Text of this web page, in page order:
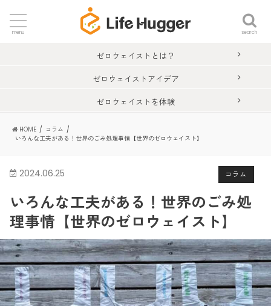
search
menu
ゼロウェイストとは？
ゼロウェイストアイデア
ゼロウェイストを体験
HOME
コラム
いろんな工夫がある！世界のごみ処理事情【世界のゼロウェイスト】
コラム
2024.06.25
いろんな工夫がある！世界のごみ処
理事情【世界のゼロウェイスト】